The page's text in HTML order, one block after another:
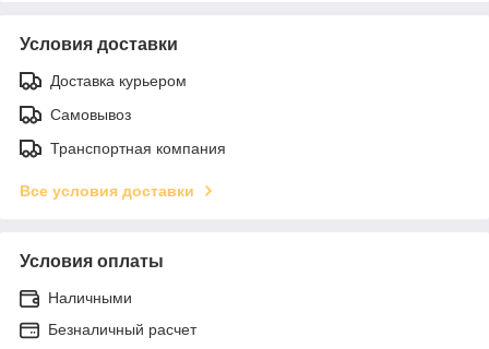
Условия доставки
Доставка курьером
Самовывоз
Транспортная компания
Все условия доставки
Условия оплаты
Наличными
Безналичный расчет